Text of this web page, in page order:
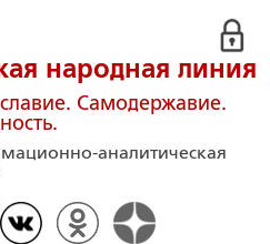
народная линия
Самодержавие.
аналитическая